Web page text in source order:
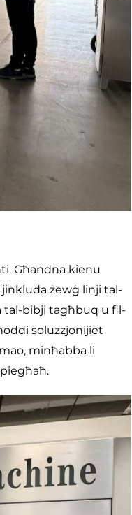
Għandna kienu
żewġ linji tal-
tal-bibji tagħbuq u fil-
soluzzjonijiet
minħabba li